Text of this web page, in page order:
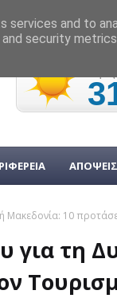
ΑΠΟΨΕΙΣ
Μακεδονία: 10
για τη
and to
security